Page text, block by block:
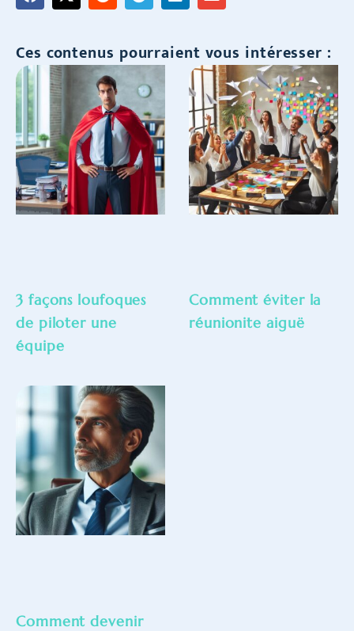
Ces contenus pourraient vous intéresser :
3 façons loufoques
de piloter une
équipe
Comment éviter la
réunionite aiguë
Comment devenir